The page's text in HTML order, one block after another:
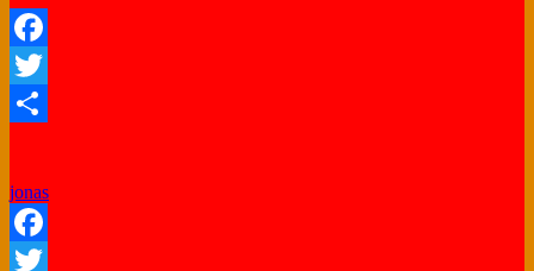
Facebook
Twitter
jonas
Facebook